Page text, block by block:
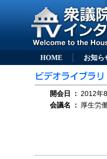
HOME お知ら
開会日 ： 2012年
会議名
： 厚生労